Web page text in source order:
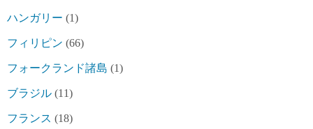
ハンガリー (1)
フィリピン (66)
フォークランド諸島 (1)
ブラジル (11)
フランス (18)